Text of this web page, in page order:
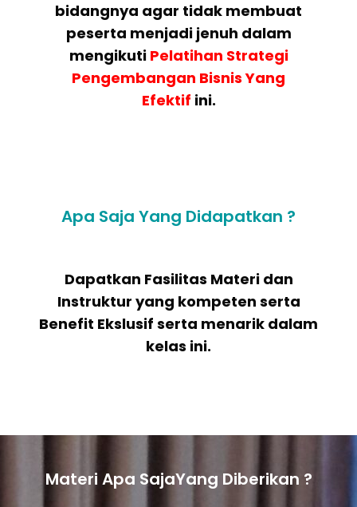
bidangnya agar tidak membuat
peserta menjadi jenuh dalam
mengikuti Pelatihan Strategi
Pengembangan Bisnis Yang
Efektif ini.
Apa Saja Yang Didapatkan ?
Dapatkan Fasilitas Materi dan
Instruktur yang kompeten serta
Benefit Ekslusif serta menarik dalam
kelas ini.
Materi Apa SajaYang Diberikan ?